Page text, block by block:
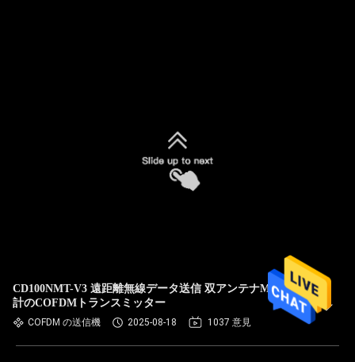
CD100NMT-V3 遠距離無線データ送信 双アンテナMIMO設
計のCOFDMトランスミッター
COFDM の送信機 2025-08-18 1037 意見